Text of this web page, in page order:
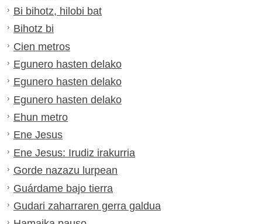
Bi bihotz, hilobi bat
Bihotz bi
Cien metros
Egunero hasten delako
Egunero hasten delako
Egunero hasten delako
Ehun metro
Ene Jesus
Ene Jesus: Irudiz irakurria
Gorde nazazu lurpean
Guárdame bajo tierra
Gudari zaharraren gerra galdua